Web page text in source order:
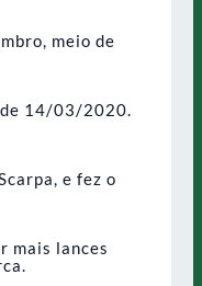
meio de
14/03/2020.
e fez o
mais lances